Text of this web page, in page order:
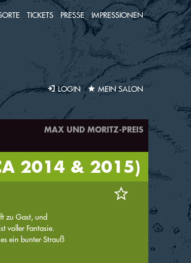
LOGIN MEIN SALON
MAX UND MORITZ-PREIS
TICKETS PRESSE IMPRESSIONEN
2014 & 2015)
zu Gast, und
voller Fantasie.
ein bunter Strauß